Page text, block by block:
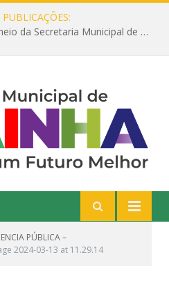
Prefeitura de Prainha, por meio da Secretaria Municipal de Educação, abre 354 vagas na área da Educação para 2025 com processo seletivo simplificado
PÚBLICA –
2024-03-13 at 11.29.14